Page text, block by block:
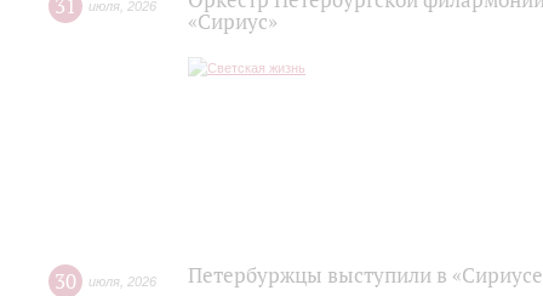
31 июля 2026
«Сириус»
30 июля 2026 Петербуржцы выступили в